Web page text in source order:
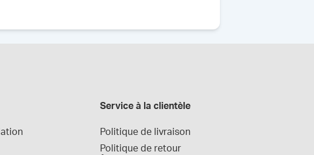
Service à la clientèle
Politique de livraison
Politique de retour